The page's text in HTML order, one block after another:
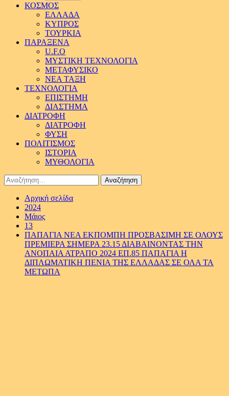
ΚΟΣΜΟΣ
ΕΛΛΑΔΑ
ΚΥΠΡΟΣ
ΤΟΥΡΚΙΑ
ΠΑΡΑΞΕΝΑ
U.F.O
ΜΥΣΤΙΚΗ ΤΕΧΝΟΛΟΓΙΑ
ΜΕΤΑΦΥΣΙΚΟ
ΝΕΑ ΤΑΞΗ
ΤΕΧΝΟΛΟΓΙΑ
ΕΠΙΣΤΗΜΗ
ΔΙΑΣΤΗΜΑ
ΔΙΑΤΡΟΦΗ
ΔΙΑΤΡΟΦΗ
ΦΥΣΗ
ΠΟΛΙΤΙΣΜΟΣ
ΙΣΤΟΡΙΑ
ΜΥΘΟΛΟΓΙΑ
Αναζήτηση
για:
Αρχική σελίδα
2024
Μάιος
13
ΠΑΠΑΓΙΑ ΝΕΑ ΕΚΠΟΜΠΗ ΠΡΟΣΒΑΣΙΜΗ ΣΕ ΟΛΟΥΣ
ΠΡΕΜΙΕΡΑ ΣΗΜΕΡΑ 23.15 ΔΙΑΒΑΙΝΟΝΤΑΣ ΤΗΝ
ΑΝΟΠΑΙΑ ΑΤΡΑΠΟ 2024 ΕΠ.85 ΠΑΠΑΓΙΑ Η
ΔΙΠΛΩΜΑΤΙΚΗ ΠΕΝΙΑ ΤΗΣ ΕΛΛΑΔΑΣ ΣΕ ΟΛΑ ΤΑ
ΜΕΤΩΠΑ